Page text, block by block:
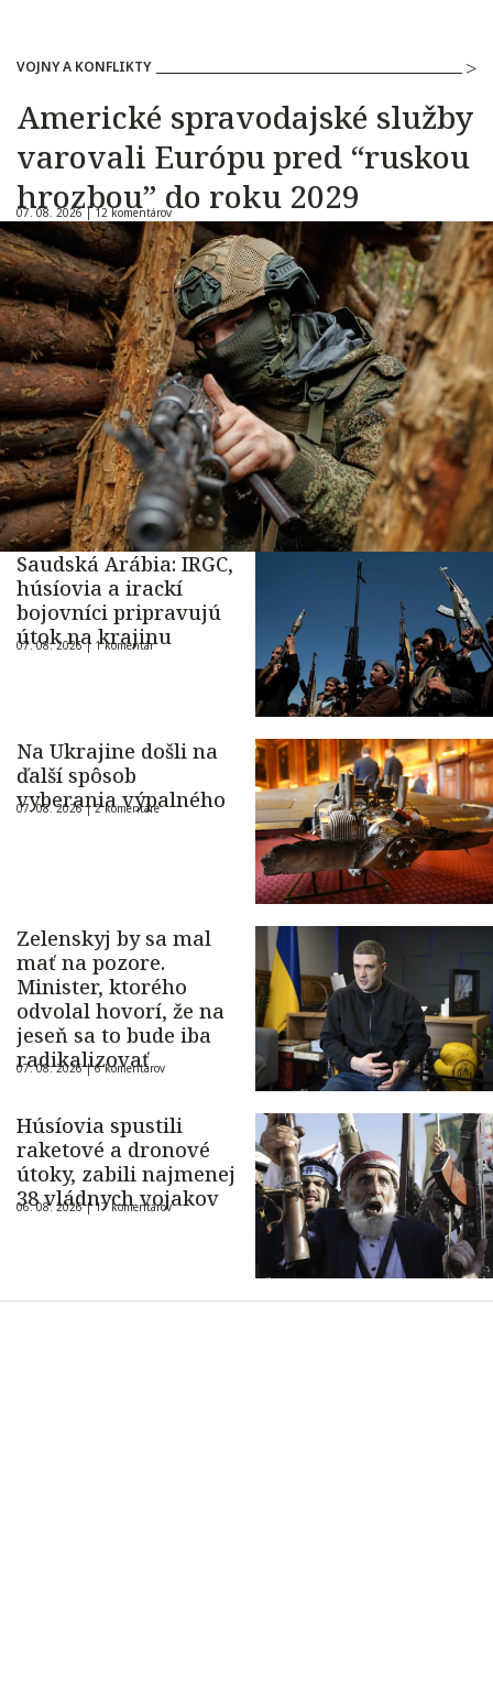
VOJNY A KONFLIKTY
Americké spravodajské služby
varovali Európu pred “ruskou
hrozbou” do roku 2029
07. 08. 2026 |12 komentárov
Saudská Arábia: IRGC,
húsíovia a irackí
bojovníci pripravujú
útok na krajinu
07. 08. 2026 | 1 komentár
Na Ukrajine došli na
ďalší spôsob
vyberania výpalného
07. 08. 2026 |2 komentáre
Zelenskyj by sa mal
mať na pozore.
Minister, ktorého
odvolal hovorí, že na
jeseň sa to bude iba
radikalizovať
07. 08. 2026 |6 komentárov
Húsíovia spustili
raketové a dronové
útoky, zabili najmenej
38 vládnych vojakov
06. 08. 2026 |17 komentárov